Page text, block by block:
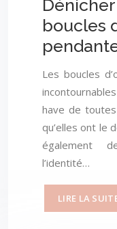
boucles
Les boucles
have de
qu’elles ont le
également
l’identité…
LIRE LA